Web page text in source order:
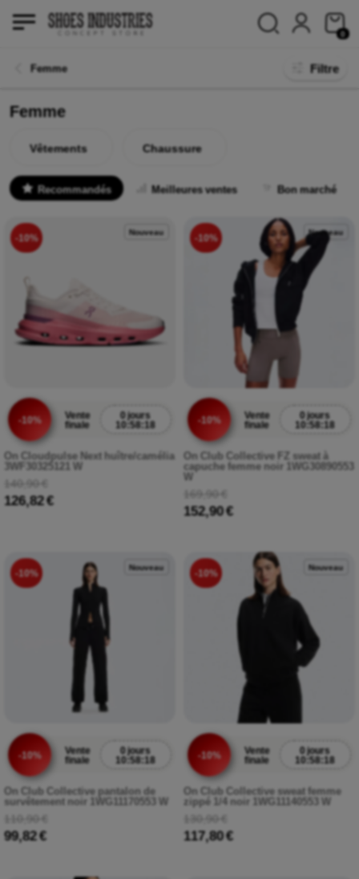
0
Femme Filtre
Femme
Vêtements Chaussure
Recommandés Meilleures ventes Bon marché
-10%
Nouveau
-10%
Vente
finale
0 jours
10:58:17
On Cloudpulse Next huître/camélia
3WF30325121 W
140,90 €
126,82 €
-10%
Nouveau
-10%
Vente
finale
0 jours
10:58:17
On Club Collective FZ sweat à
capuche femme noir 1WG30890553
W
169,90 €
152,90 €
-10%
Nouveau
-10%
Vente
finale
0 jours
10:58:17
On Club Collective pantalon de
survêtement noir 1WG11170553 W
110,90 €
99,82 €
-10%
Nouveau
-10%
Vente
finale
0 jours
10:58:17
On Club Collective sweat femme
zippé 1/4 noir 1WG11140553 W
130,90 €
117,80 €